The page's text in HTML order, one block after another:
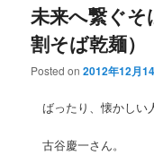
未来へ繋ぐ
割そば乾麺）
Posted on2012年12月
ばったり、懐かしい
古谷慶一さん。